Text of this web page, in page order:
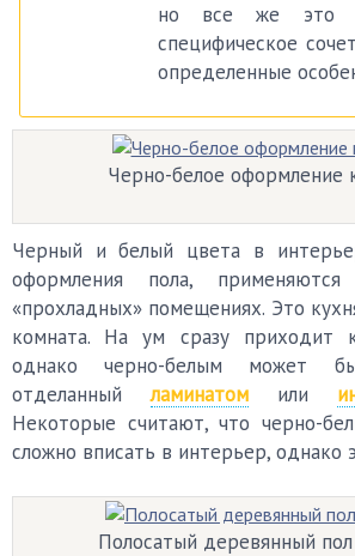
но все же это –
специфическое
определенные
Черно-белое оформление
Черный и белый цвета в
оформления пола,
«прохладных» помещениях. Это
комната. На ум сразу приходит
однако черно-белым может
отделанныйламинатом или
Некоторые считают, что черно-
сложно вписать в интерьер, однако
Полосатый деревянный